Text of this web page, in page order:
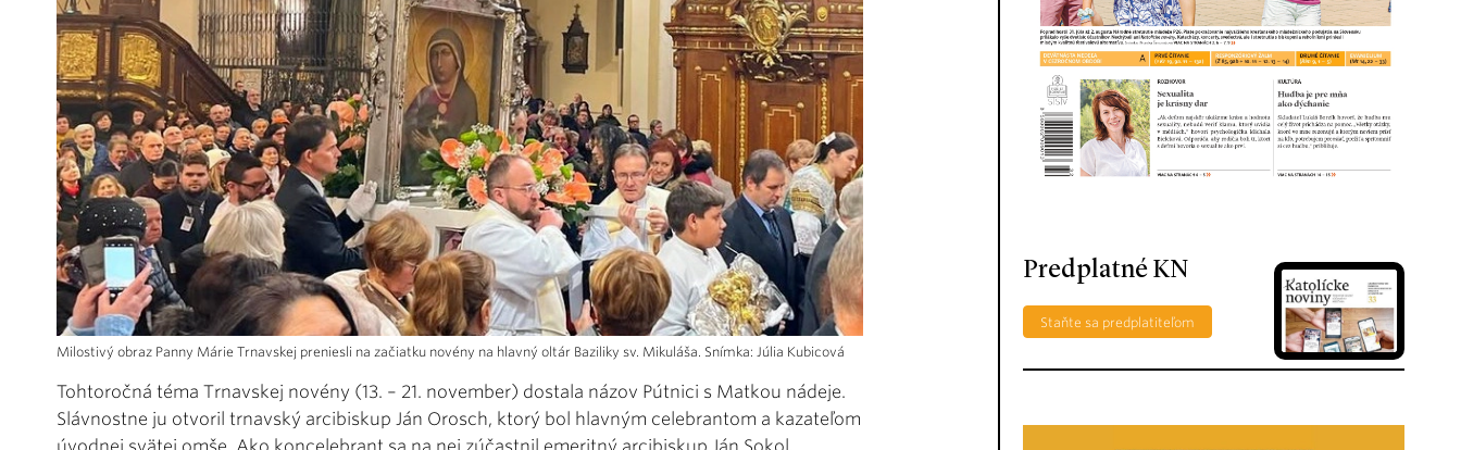
Milostivý obraz Panny Márie Trnavskej preniesli na začiatku novény na hlavný oltár Baziliky sv. Mikuláša. Snímka: Júlia Kubicová
Tohtoročná téma Trnavskej novény (13. – 21. november) dostala názov Pútnici s Matkou nádeje.
Slávnostne ju otvoril trnavský arcibiskup Ján Orosch, ktorý bol hlavným celebrantom a kazateľom
Predplatné KN
Staňte sa predplatiteľom